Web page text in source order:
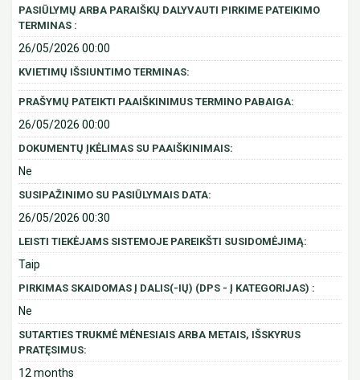
PASIŪLYMŲ ARBA PARAIŠKŲ DALYVAUTI PIRKIME PATEIKIMO
TERMINAS :
26/05/2026 00:00
KVIETIMŲ IŠSIUNTIMO TERMINAS:
PRAŠYMŲ PATEIKTI PAAIŠKINIMUS TERMINO PABAIGA:
26/05/2026 00:00
DOKUMENTŲ ĮKĖLIMAS SU PAAIŠKINIMAIS:
Ne
SUSIPAŽINIMO SU PASIŪLYMAIS DATA:
26/05/2026 00:30
LEISTI TIEKĖJAMS SISTEMOJE PAREIKŠTI SUSIDOMĖJIMĄ:
Taip
PIRKIMAS SKAIDOMAS Į DALIS(-IŲ) (DPS - Į KATEGORIJAS) :
Ne
SUTARTIES TRUKMĖ MĖNESIAIS ARBA METAIS, IŠSKYRUS
PRATĘSIMUS:
12 months